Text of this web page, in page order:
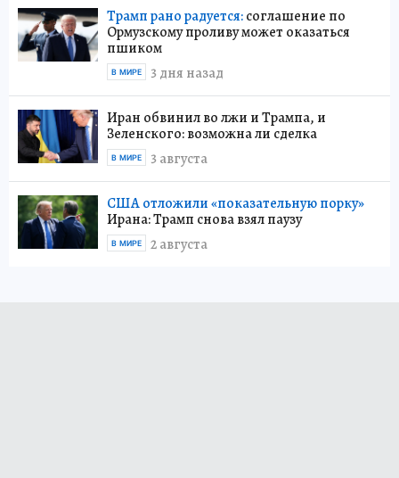
Трамп рано радуется:соглашение по
Ормузскому проливу может оказаться
пшиком
3 дня назад
В МИРЕ
Иран обвинил во лжи и Трампа, и
Зеленского: возможна ли сделка
3 августа
В МИРЕ
США отложили «показательную порку»
Ирана: Трамп снова взял паузу
2 августа
В МИРЕ